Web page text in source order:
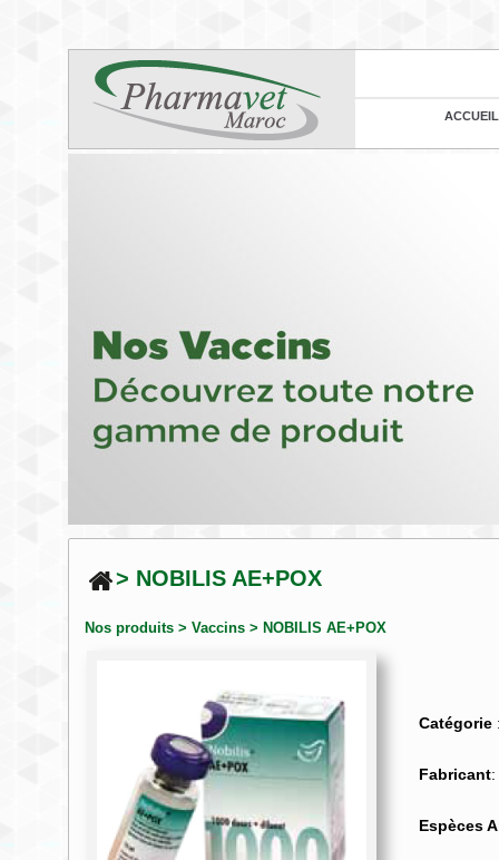
ACCUEIL
> NOBILIS AE+POX
Nos produits > Vaccins > NOBILIS AE+POX
Catégorie
Fabricant
Espèces